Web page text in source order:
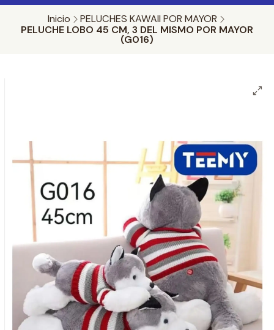
Inicio
PELUCHES KAWAII POR MAYOR
PELUCHE LOBO 45 CM, 3 DEL MISMO POR MAYOR
(G016)